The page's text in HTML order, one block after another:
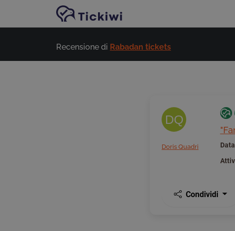
Vai al contenuto principale
Recensione di Rabadan tickets
DQ
Doris Quadri
Condividi